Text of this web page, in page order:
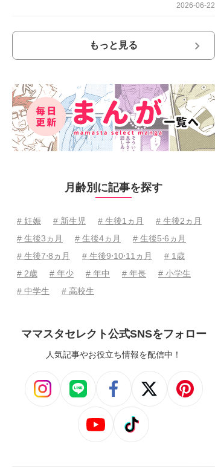
2026-06-22
もっと見る
月齢別に記事を探す
# 妊娠 # 新生児 # 生後1ヵ月
# 生後2ヵ月
# 生後3ヵ月
# 生後4ヵ月
# 生後5⋅6ヵ月
# 生後7⋅8ヵ月
# 生後9⋅10⋅11ヵ月
# 1歳
# 2歳
# 年少 # 年中 # 年長
# 小学生
# 中学生
# 高校生
ママスタセレクト公式SNSをフォロー
人気記事やお役立ち情報を配信中！